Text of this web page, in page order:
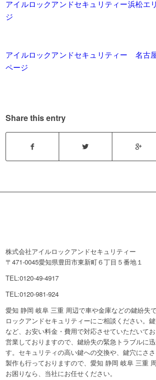
アイルロックアンドセキュリティー浜松エ
ジ
アイルロックアンドセキュリティー 名古
ページ
Share this entry
株式会社アイルロックアンドセキュリティー
〒471-0045愛知県豊田市東新町６丁目５番地１
TEL:0120-49-4917
TEL:0120-981-924
愛知 静岡 岐阜 三重 周辺で車や金庫などの鍵紛失
ロックアンドセキュリティーにご相談ください。
など、お安い料金・費用で対応させていただいて
営業しておりますので、鍵紛失の緊急トラブルに
す。セキュリティの高い鍵への交換や、鍵穴にさ
製作も行っておりますので、愛知 静岡 岐阜 三重
お困りなら、当社にお任せください。